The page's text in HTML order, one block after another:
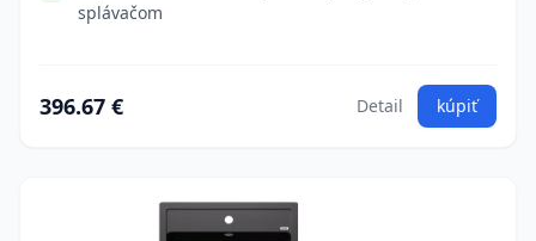
splávačom
396.67 € Detail kúpiť